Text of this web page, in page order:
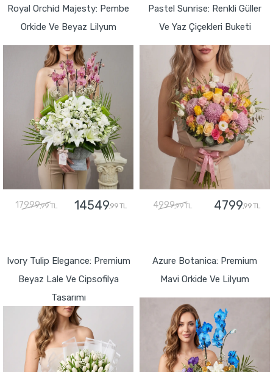
Royal Orchid Majesty: Pembe
Orkide Ve Beyaz Lilyum
17999,99 TL 14549,99 TL
Pastel Sunrise: Renkli Güller
Ve Yaz Çiçekleri Buketi
4999,99 TL 4799,99 TL
Ivory Tulip Elegance: Premium
Beyaz Lale Ve Cipsofilya
Tasarımı
Azure Botanica: Premium
Mavi Orkide Ve Lilyum